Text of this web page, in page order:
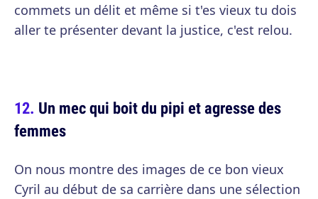
commets un délit et même si t'es vieux tu dois
aller te présenter devant la justice, c'est relou.
Un mec qui boit du pipi et agresse des
femmes
On nous montre des images de ce bon vieux
Cyril au début de sa carrière dans une sélection